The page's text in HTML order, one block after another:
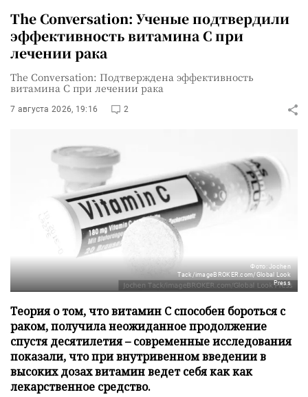
The Conversation: Ученые подтвердили
эффективность витамина C при
лечении рака
The Conversation: Подтверждена эффективность
витамина C при лечении рака
7 августа 2026, 19:16 2
Фото: Jochen
Tack/imageBROKER.com/Global Look
Press
Теория о том, что витамин C способен бороться с
раком, получила неожиданное продолжение
спустя десятилетия – современные исследования
показали, что при внутривенном введении в
высоких дозах витамин ведет себя как как
лекарственное средство.